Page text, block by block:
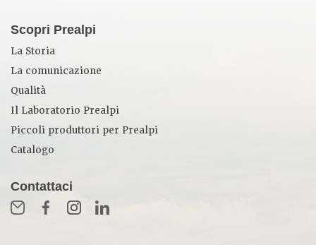
Scopri Prealpi
La Storia
La comunicazione
Qualità
Il Laboratorio Prealpi
Piccoli produttori per Prealpi
Catalogo
Contattaci